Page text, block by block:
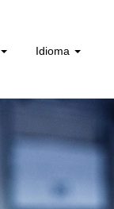
Idioma